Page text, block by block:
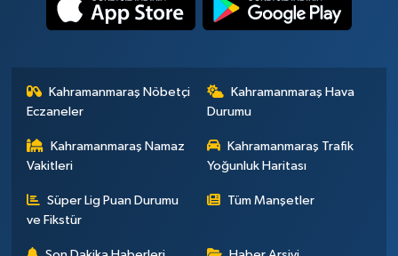
Kahramanmaraş Nöbetçi
Eczaneler
Kahramanmaraş Hava
Durumu
Kahramanmaraş Namaz
Vakitleri
Kahramanmaraş Trafik
Yoğunluk Haritası
Süper Lig Puan Durumu
ve Fikstür
Tüm Manşetler